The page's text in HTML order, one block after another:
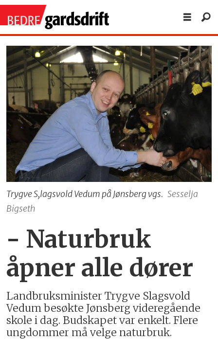
Trygve S,lagsvold Vedum på Jønsberg vgs. Sesselja
Bigseth
- Naturbruk
åpner alle dører
Landbruksminister Trygve Slagsvold
Vedum besøkte Jønsberg videregående
skole i dag. Budskapet var enkelt. Flere
ungdommer må velge naturbruk.